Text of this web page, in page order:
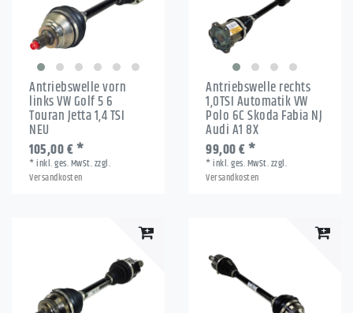
Antriebswelle vorn
links VW Golf 5 6
Touran Jetta 1,4 TSI
NEU
105,00 € *
*inkl. ges. MwSt.zzgl.
Versandkosten
Antriebswelle rechts
1,0TSI Automatik VW
Polo 6C Skoda Fabia NJ
Audi A1 8X
99,00 € *
*inkl. ges. MwSt.zzgl.
Versandkosten